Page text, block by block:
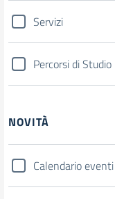
Servizi
Percorsi di Studio
NOVITÀ
Calendario eventi